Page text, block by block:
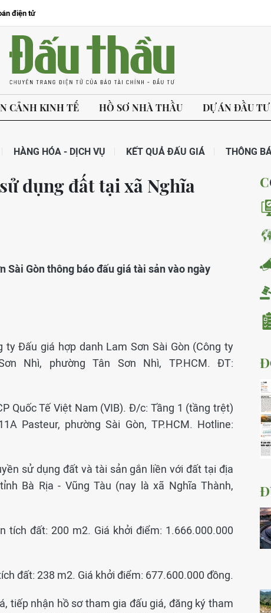
điện tử
CẢNH KINH TẾ HỒ SƠ NHÀ THẦU DỰ ÁN ĐẦU TƯ
HÀNG HÓA - DỊCH VỤ KẾT QUẢ ĐẤU GIÁ THÔNG
dụng đất tại xã Nghĩa
Sài Gòn thông báo đấu giá tài sản vào ngày
Đấu giá hợp danh Lam Sơn Sài Gòn (Công ty
Nhì, phường Tân Sơn Nhì, TP.HCM. ĐT:
Quốc Tế Việt Nam (VIB). Đ/c: Tầng 1 (tầng trệt)
Pasteur, phường Sài Gòn, TP.HCM. Hotline:
sử dụng đất và tài sản gắn liền với đất tại địa
Bà Rịa - Vũng Tàu (nay là xã Nghĩa Thành,
tích đất: 200 m2. Giá khởi điểm: 1.666.000.000
đất: 238 m2. Giá khởi điểm: 677.600.000 đồng.
tiếp nhận hồ sơ tham gia đấu giá, đăng ký tham